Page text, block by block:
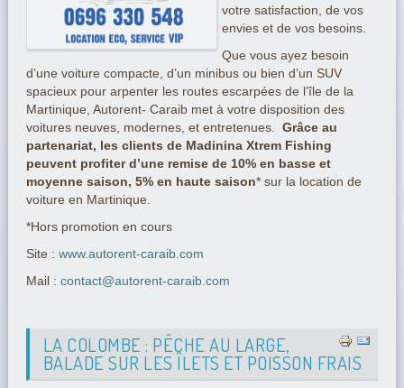
votre satisfaction, de vos
envies et de vos besoins.
Que vous ayez besoin
d’une voiture compacte, d’un minibus ou bien d’un SUV
spacieux pour arpenter les routes escarpées de l’île de la
Martinique, Autorent- Caraib met à votre disposition des
voitures neuves, modernes, et entretenues. Grâce au
partenariat, les clients de Madinina Xtrem Fishing
peuvent profiter d’une remise de 10% en basse et
moyenne saison, 5% en haute saison* sur la location de
voiture en Martinique.
*Hors promotion en cours
Site : www.autorent-caraib.com
Mail : contact@autorent-caraib.com
LA COLOMBE : PÊCHE AU LARGE,
BALADE SUR LES ÎLETS ET POISSON FRAIS